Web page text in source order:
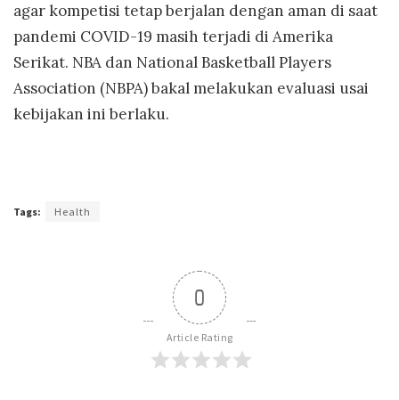
agar kompetisi tetap berjalan dengan aman di saat
pandemi COVID-19 masih terjadi di Amerika
Serikat. NBA dan National Basketball Players
Association (NBPA) bakal melakukan evaluasi usai
kebijakan ini berlaku.
Tags: Health
0
Article Rating